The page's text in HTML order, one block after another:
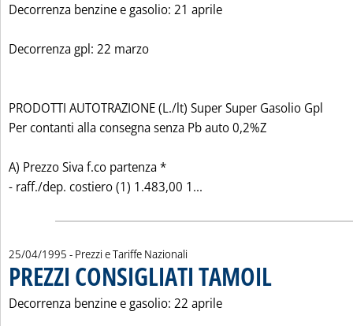
Decorrenza benzine e gasolio: 21 aprile
Decorrenza gpl: 22 marzo
PRODOTTI AUTOTRAZIONE (L./lt) Super Super Gasolio Gpl
Per contanti alla consegna senza Pb auto 0,2%Z
A) Prezzo Siva f.co partenza *
- raff./dep. costiero (1) 1.483,00 1...
25/04/1995 - Prezzi e Tariffe Nazionali
PREZZI CONSIGLIATI TAMOIL
Decorrenza benzine e gasolio: 22 aprile